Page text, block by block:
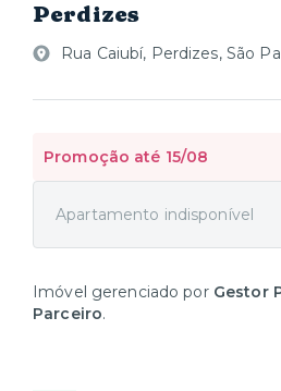
Perdizes
Rua Caiubí, Perdizes, São
Promoção até 15/08
Apartamento indisponível
Imóvel gerenciado por Gestor
Parceiro.